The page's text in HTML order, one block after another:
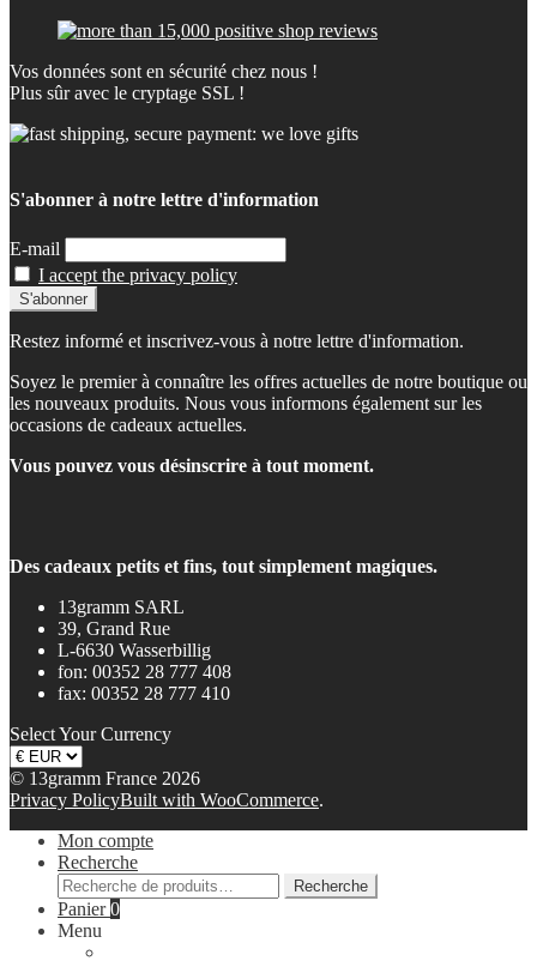
Vos données sont en sécurité chez nous !
Plus sûr avec le cryptage SSL !
S'abonner à notre lettre d'information
E-mail
I accept the privacy policy
Restez informé et inscrivez-vous à notre lettre d'information.
Soyez le premier à connaître les offres actuelles de notre boutique ou
les nouveaux produits. Nous vous informons également sur les
occasions de cadeaux actuelles.
Vous pouvez vous désinscrire à tout moment.
Des cadeaux petits et fins, tout simplement magiques.
13gramm SARL
39, Grand Rue
L-6630 Wasserbillig
fon: 00352 28 777 408
fax: 00352 28 777 410
Select Your Currency
© 13gramm France 2026
Privacy PolicyBuilt with WooCommerce.
Mon compte
Recherche
Recherche
pour :
Recherche
Panier0
Menu